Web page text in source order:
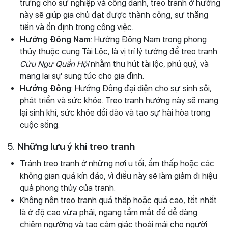
trưng cho sự nghiệp và công danh, treo tranh ở hướng
này sẽ giúp gia chủ đạt được thành công, sự thăng
tiến và ổn định trong công việc.
Hướng Đông Nam: Hướng Đông Nam trong phong
thủy thuộc cung Tài Lộc, là vị trí lý tưởng để treo tranh
Cửu Ngư Quần Hộinhằm thu hút tài lộc, phú quý, và
mang lại sự sung túc cho gia đình.
Hướng Đông: Hướng Đông đại diện cho sự sinh sôi,
phát triển và sức khỏe. Treo tranh hướng này sẽ mang
lại sinh khí, sức khỏe dồi dào và tạo sự hài hòa trong
cuộc sống.
5. Những lưu ý khi treo tranh
Tránh treo tranh ở những nơi u tối, ẩm thấp hoặc các
không gian quá kín đáo, vì điều này sẽ làm giảm đi hiệu
quả phong thủy của tranh.
Không nên treo tranh quá thấp hoặc quá cao, tốt nhất
là ở độ cao vừa phải, ngang tầm mắt để dễ dàng
chiêm ngưỡng và tạo cảm giác thoải mái cho người